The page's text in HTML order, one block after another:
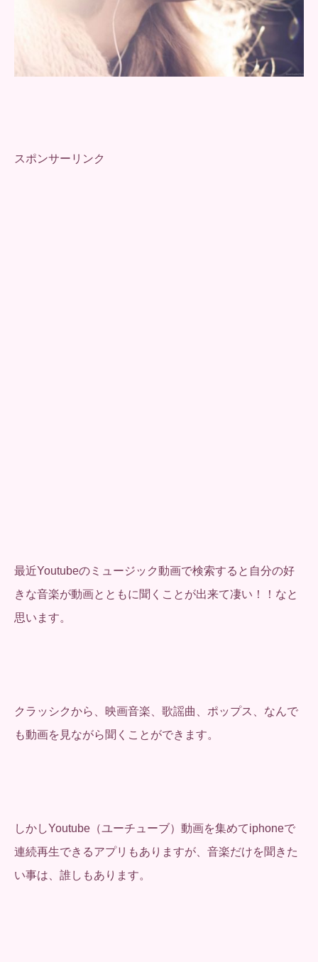
スポンサーリンク
最近Youtubeのミュージック動画で検索すると自分の好
きな音楽が動画とともに聞くことが出来て凄い！！なと
思います。
クラッシクから、映画音楽、歌謡曲、ポップス、なんで
も動画を見ながら聞くことができます。
しかしYoutube（ユーチューブ）動画を集めてiphoneで
連続再生できるアプリもありますが、音楽だけを聞きた
い事は、誰しもあります。